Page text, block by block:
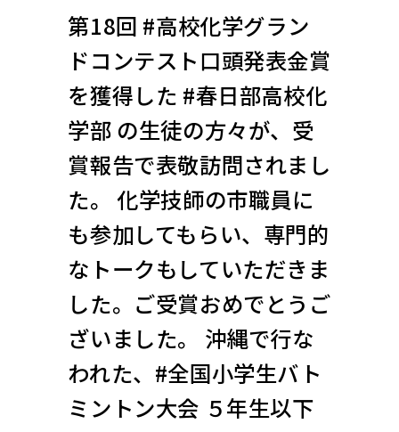
第18回 #高校化学グラン
ドコンテスト口頭発表金賞
を獲得した #春日部高校化
学部 の生徒の方々が、受
賞報告で表敬訪問されまし
た。 化学技師の市職員に
も参加してもらい、専門的
なトークもしていただきま
した。ご受賞おめでとうご
ざいました。 沖縄で行な
われた、#全国小学生バト
ミントン大会 ５年生以下